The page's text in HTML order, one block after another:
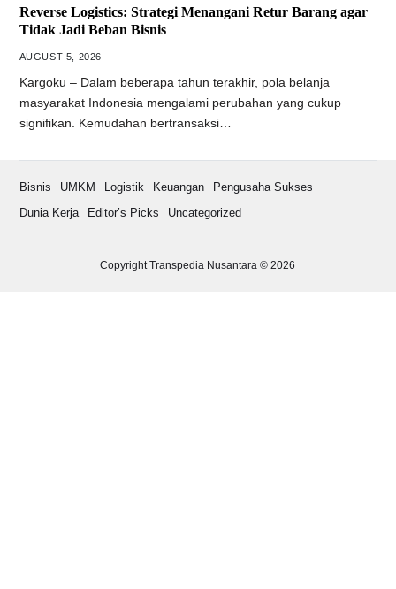
Reverse Logistics: Strategi Menangani Retur Barang agar
Tidak Jadi Beban Bisnis
AUGUST 5, 2026
Kargoku – Dalam beberapa tahun terakhir, pola belanja
masyarakat Indonesia mengalami perubahan yang cukup
signifikan. Kemudahan bertransaksi…
Copyright Transpedia Nusantara © 2026
Bisnis UMKM Logistik Keuangan
Pengusaha Sukses
Dunia Kerja
Editor’s Picks Uncategorized